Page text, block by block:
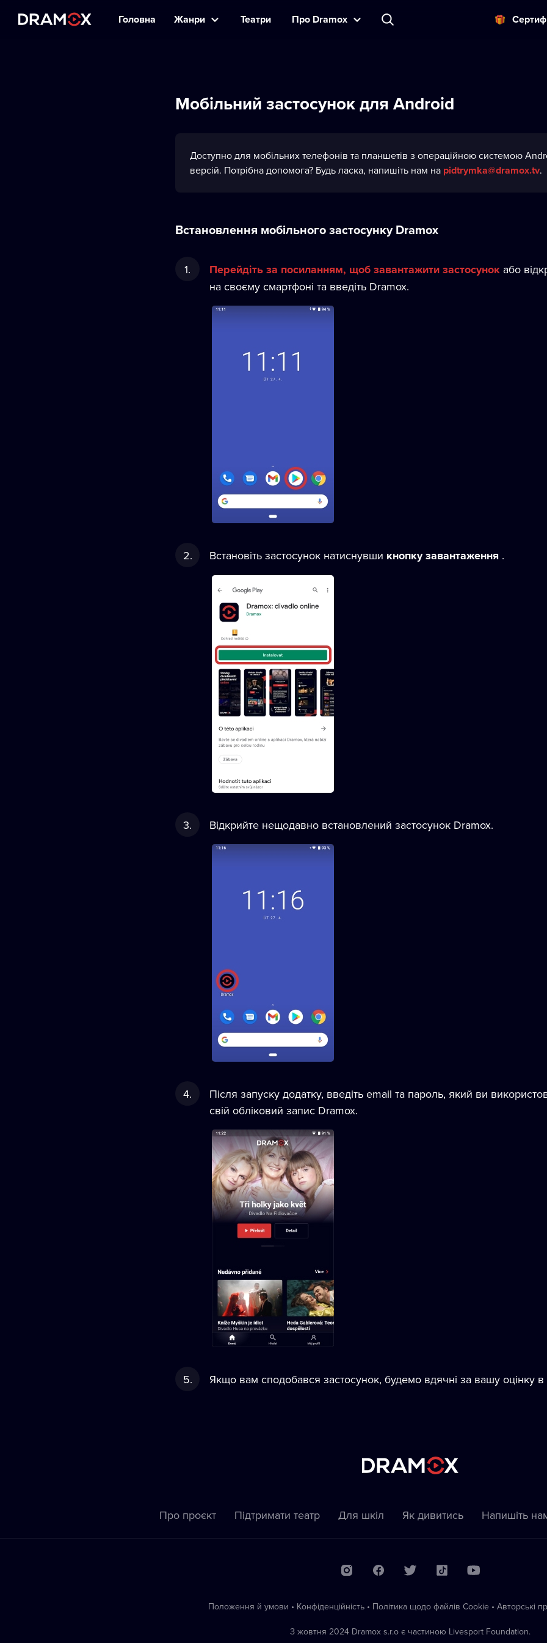
Головна Жанри Театри Прo Dramox
Мобільний застосунок для Android
Доступно для мобільних телефонів та планшетів з операційною системою
версій. Потрібна допомога? Будь ласка, напишіть нам на pidtrymka@dramox.tv.
Встановлення мобільного застосунку Dramox
Перейдіть за посиланням, щоб завантажити застосунок або
на своєму смартфоні та введіть Dramox.
Встановіть застосунок натиснувши кнопку завантаження .
Відкрийте нещодавно встановлений застосунок Dramox.
Після запуску додатку, введіть email та пароль, який ви
свій обліковий запис Dramox.
Якщо вам сподобався застосунок, будемо вдячні за вашу оцінку
Про проєкт Підтримати театр Для шкіл Як дивитись Напишіть
Положення й умови • Конфіденційність • Політика щодо файлів Сookie• Автoрські
З жовтня 2024 Dramox s.r.o є частиною Livesport Foundation.